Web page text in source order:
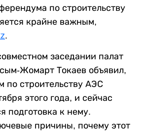
по строительству
крайне важным,
.
заседании палат
Жомарт Токаев объявил,
по строительству АЭС
этого года, и сейчас
подготовка к нему.
причины, почему этот